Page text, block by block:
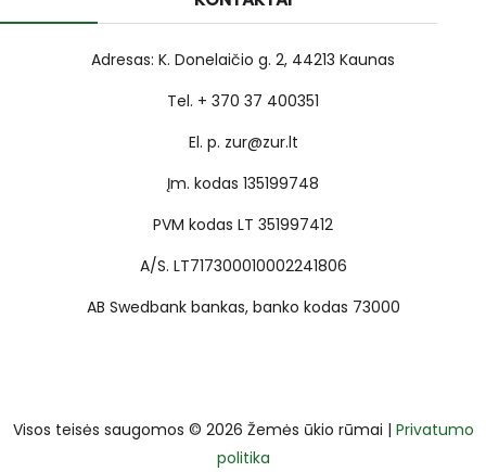
Adresas: K. Donelaičio g. 2, 44213 Kaunas
Tel. + 370 37 400351
El. p. zur@zur.lt
Įm. kodas 135199748
PVM kodas LT 351997412
A/S. LT717300010002241806
AB Swedbank bankas, banko kodas 73000
Visos teisės saugomos © 2026 Žemės ūkio rūmai | Privatumo
politika